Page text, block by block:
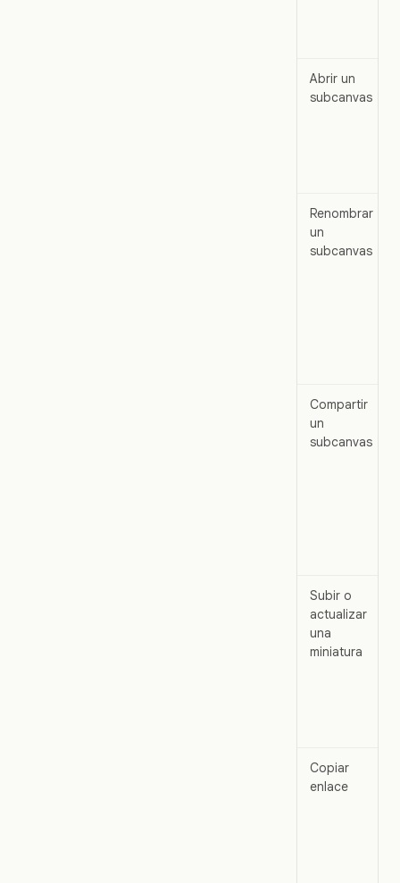
Abrir un
subcanvas
Renombrar
un
subcanvas
Compartir
un
subcanvas
Subir o
actualizar
una
miniatura
Copiar
enlace